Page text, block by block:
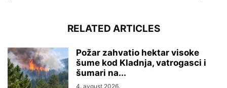
RELATED ARTICLES
Požar zahvatio hektar visoke
šume kod Kladnja, vatrogasci i
šumari na...
4. avgust 2026.